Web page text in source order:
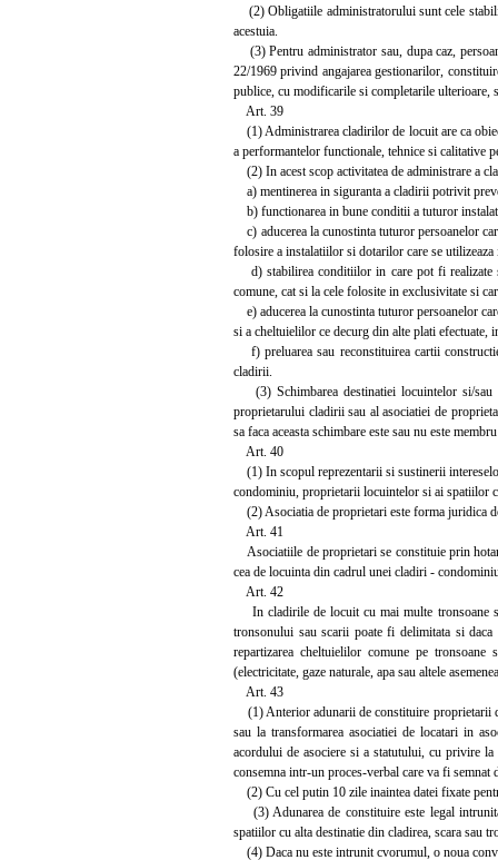
(2) Obligatiile administratorului sunt cele
acestuia.
(3) Pentru administrator sau, dupa caz,
22/1969 privind angajarea gestionarilor,
publice, cu modificarile si completarile ulterioare,
Art. 39
(1) Administrarea cladirilor de locuit are ca
a performantelor functionale, tehnice si calitative
(2) In acest scop activitatea de administrare a
a) mentinerea in siguranta a cladirii potrivit
b) functionarea in bune conditii a tuturor
c) aducerea la cunostinta tuturor persoanelor
folosire a instalatiilor si dotarilor care se utilizeaza
d) stabilirea conditiilor in care pot fi realizate
comune, cat si la cele folosite in exclusivitate si
e) aducerea la cunostinta tuturor persoanelor
si a cheltuielilor ce decurg din alte plati efectuate,
f) preluarea sau reconstituirea cartii
cladirii.
(3) Schimbarea destinatiei locuintelor si/sau
proprietarului cladirii sau al asociatiei de
sa faca aceasta schimbare este sau nu este
Art. 40
(1) In scopul reprezentarii si sustinerii
condominiu, proprietarii locuintelor si ai spatiilor
(2) Asociatia de proprietari este forma juridica
Art. 41
Asociatiile de proprietari se constituie prin
cea de locuinta din cadrul unei cladiri -
Art. 42
In cladirile de locuit cu mai multe tronsoane
tronsonului sau scarii poate fi delimitata si
repartizarea cheltuielilor comune pe
(electricitate, gaze naturale, apa sau altele
Art. 43
(1) Anterior adunarii de constituire proprietarii
sau la transformarea asociatiei de locatari in
acordului de asociere si a statutului, cu privire
consemna intr-un proces-verbal care va fi semnat
(2) Cu cel putin 10 zile inaintea datei fixate
(3) Adunarea de constituire este legal
spatiilor cu alta destinatie din cladirea, scara sau
(4) Daca nu este intrunit cvorumul, o noua